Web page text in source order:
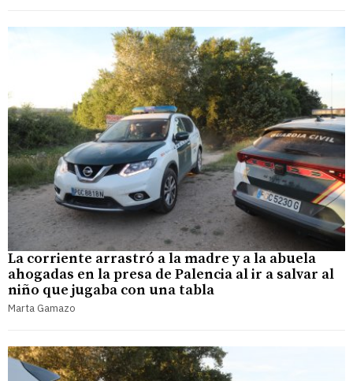
La corriente arrastró a la madre y a la abuela
ahogadas en la presa de Palencia al ir a salvar al
niño que jugaba con una tabla
Marta Gamazo